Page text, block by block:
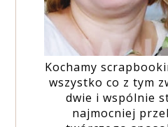
Kochamy
wszystko co z tym
dwie i wspólnie
najmocniej